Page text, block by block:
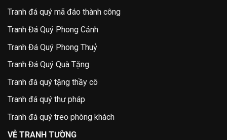
Tranh đá quý mã đáo thành công
Tranh Đá Quý Phong Cảnh
Tranh Đá Quý Phong Thuỷ
Tranh Đá Quý Quà Tặng
Tranh đá quý tặng thầy cô
Tranh đá quý thư pháp
Tranh đá quý treo phòng khách
VỄ TRANH TƯỜNG